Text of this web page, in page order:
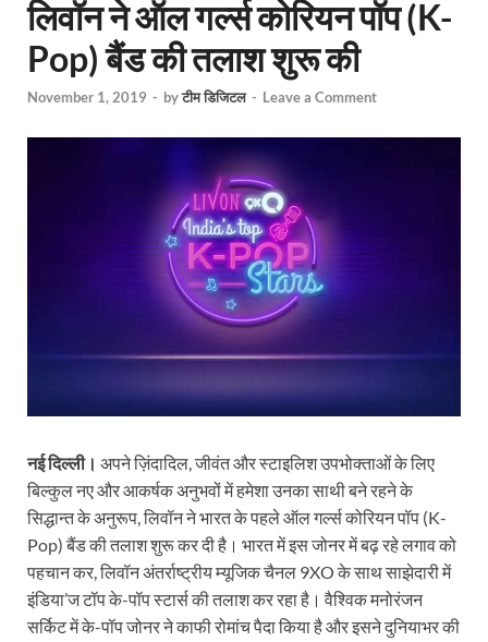
लिवॉन ने ऑल गर्ल्स कोरियन पॉप (K-
Pop) बैंड की तलाश शुरू की
November 1, 2019 - byटीम डिजिटल - Leave a Comment
नई दिल्ली। अपने ज़िंदादिल, जीवंत और स्टाइलिश उपभोक्ताओं के लिए
बिल्‍कुल नए और आकर्षक अनुभवों में हमेशा उनका साथी बने रहने के
सिद्धान्‍त के अनुरूप, लिवॉन ने भारत के पहले ऑल गर्ल्स कोरियन पॉप (K-
Pop) बैंड की तलाश शुरू कर दी है। भारत में इस जोनर में बढ़ रहे लगाव को
पहचान कर, लिवॉन अंतर्राष्ट्रीय म्यूजिक चैनल 9XO के साथ साझेदारी में
इंडिया’ज टॉप के-पॉप स्‍टार्स की तलाश कर रहा है। वैश्विक मनोरंजन
सर्किट में के-पॉप जोनर ने काफी रोमांच पैदा किया है और इसने दुनियाभर की